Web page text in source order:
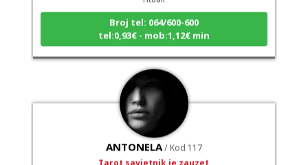
Broj tel: 064/600-600
tel:0,93€ - mob:1,12€ min
ANTONELA/ Kod 117
Tarot savjetnik je zauzet